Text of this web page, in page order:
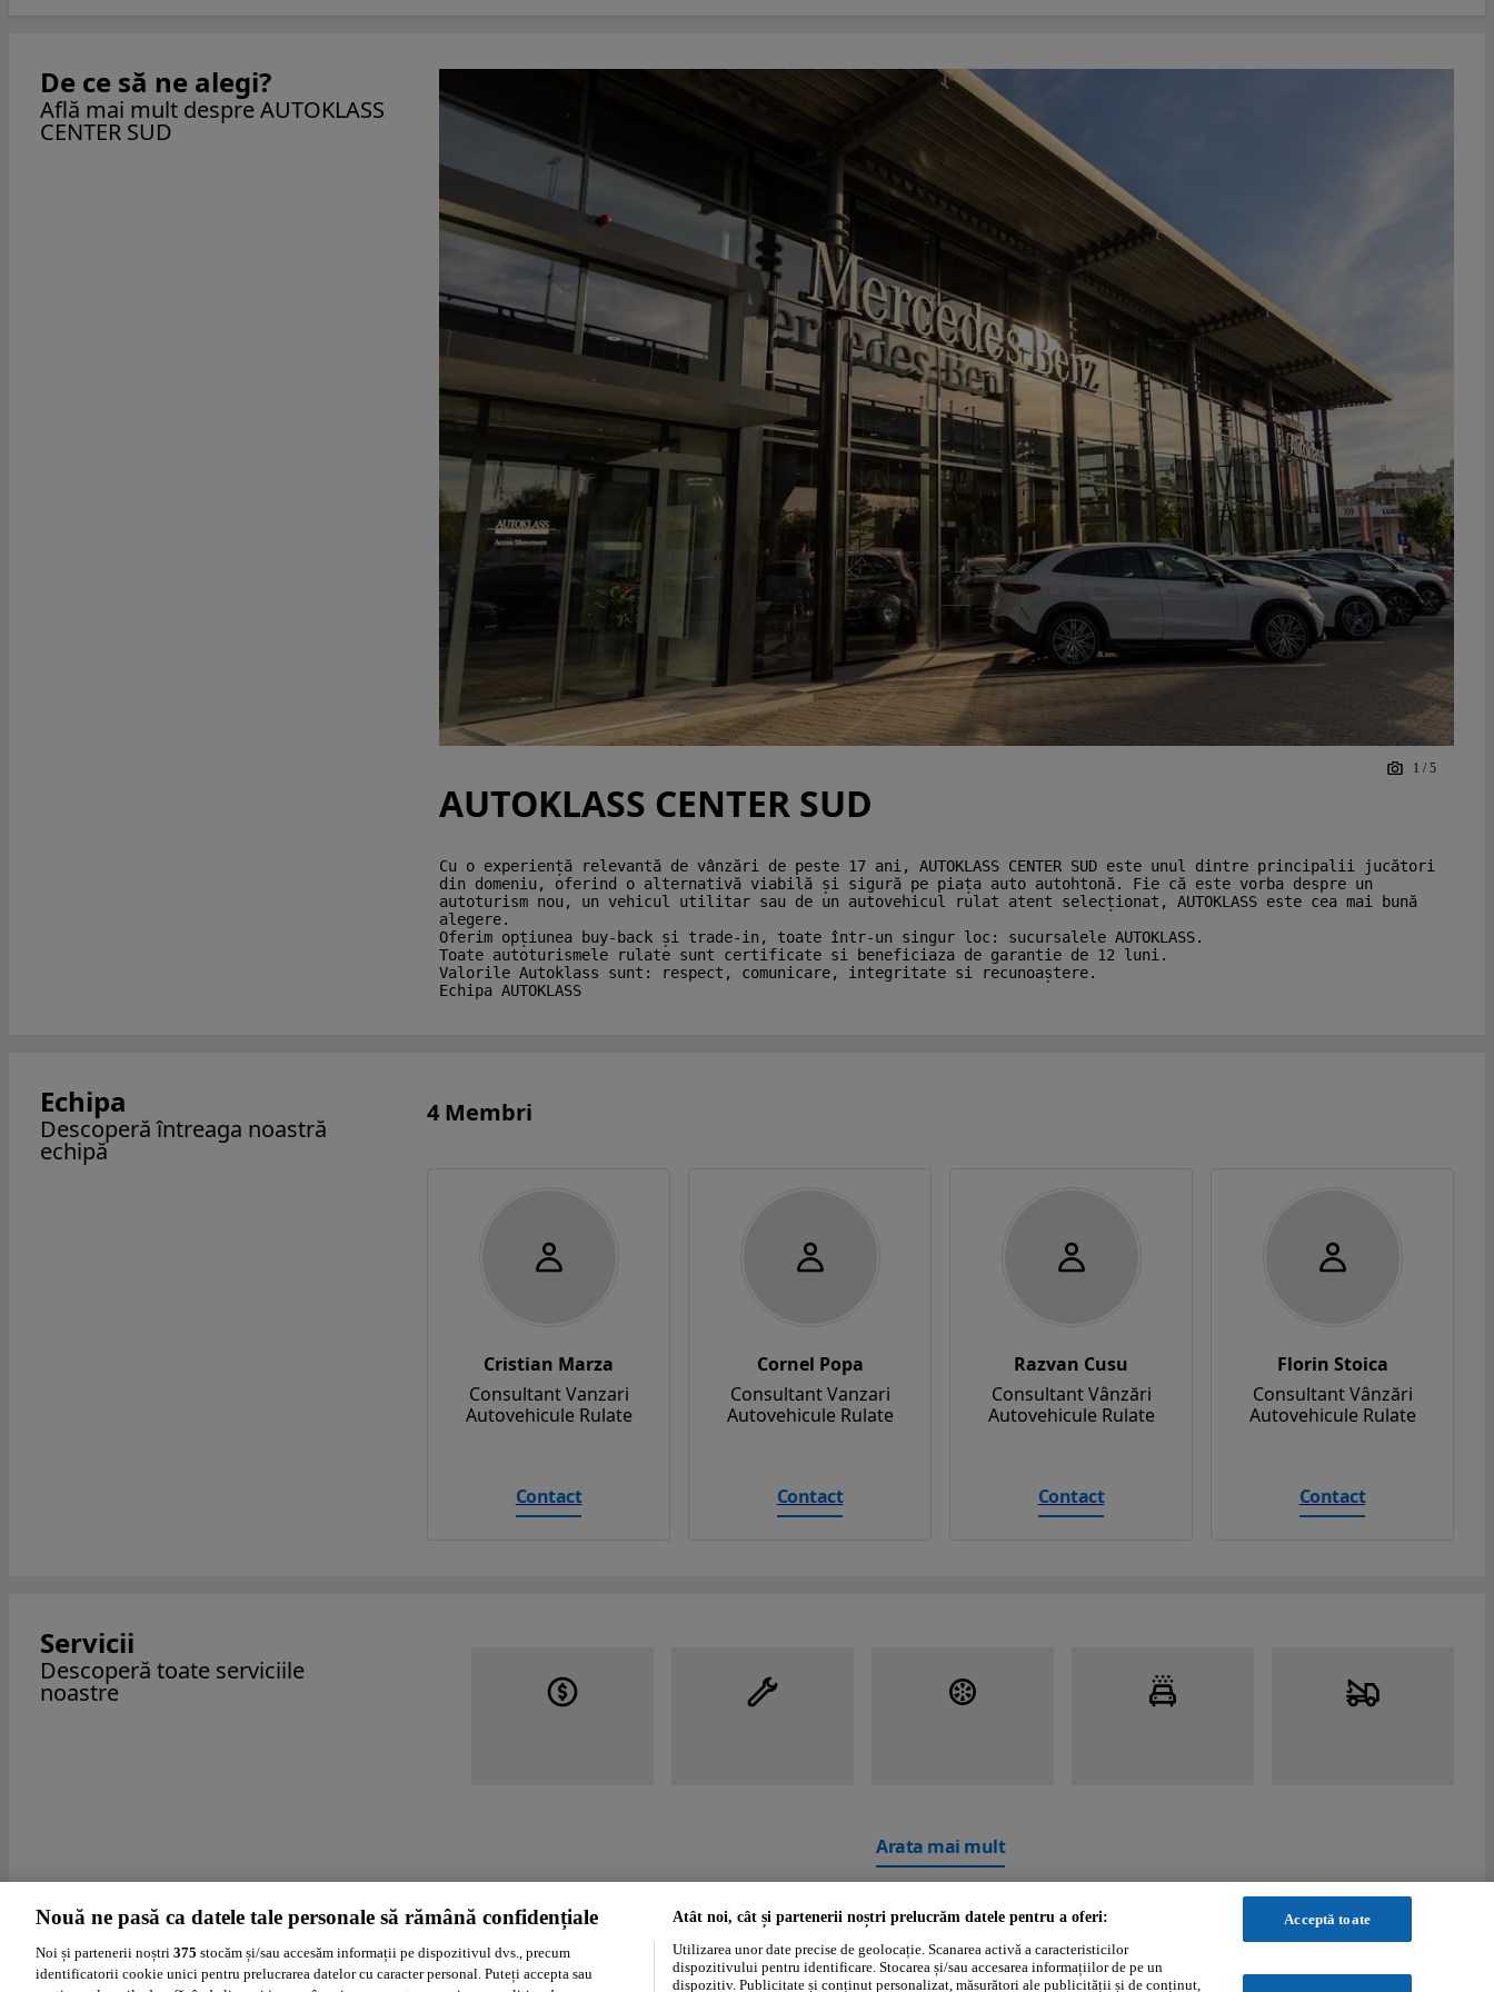
De ce să ne alegi?
Află mai mult despre AUTOKLASS
CENTER SUD
1 / 5
AUTOKLASS CENTER SUD
Cu o experiență relevantă de vânzări de peste 17 ani, AUTOKLASS CENTER SUD este unul dintre principalii jucători
din domeniu, oferind o alternativă viabilă și sigură pe piața auto autohtonă. Fie că este vorba despre un
autoturism nou, un vehicul utilitar sau de un autovehicul rulat atent selecționat, AUTOKLASS este cea mai bună
alegere.
Oferim opțiunea buy-back și trade-in, toate într-un singur loc: sucursalele AUTOKLASS.
Toate autoturismele rulate sunt certificate si beneficiaza de garantie de 12 luni.
Valorile Autoklass sunt: respect, comunicare, integritate si recunoaștere.
Echipa AUTOKLASS
Echipa
Descoperă întreaga noastră
echipă
4 Membri
Cristian Marza
Consultant Vanzari
Autovehicule Rulate
Contact
Cornel Popa
Consultant Vanzari
Autovehicule Rulate
Contact
Razvan Cusu
Consultant Vânzări
Autovehicule Rulate
Contact
Florin Stoica
Consultant Vânzări
Autovehicule Rulate
Contact
Servicii
Descoperă toate serviciile
noastre
Arata mai mult
Nouă ne pasă ca datele tale personale să rămână confidențiale
Noi și partenerii noștri 375 stocăm și/sau accesăm informații pe dispozitivul dvs., precum
identificatorii cookie unici pentru prelucrarea datelor cu caracter personal. Puteți accepta sau
Atât noi, cât și partenerii noștri prelucrăm datele pentru a oferi:
Utilizarea unor date precise de geolocație. Scanarea activă a caracteristicilor
dispozitivului pentru identificare. Stocarea și/sau accesarea informațiilor de pe un
dispozitiv. Publicitate și conținut personalizat, măsurători ale publicității și de conținut,
Acceptă toate